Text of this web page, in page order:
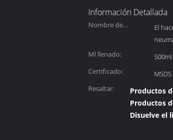
Información Detallada
Nombre de
El
Ml llenado: 500ml
Certificado:
MSDS
Resaltar:
Productos
Productos
Disuelve el